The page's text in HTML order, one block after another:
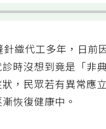
織代工多年，日前
時沒想到竟是「非
，民眾若有異常應
恢復健康中。